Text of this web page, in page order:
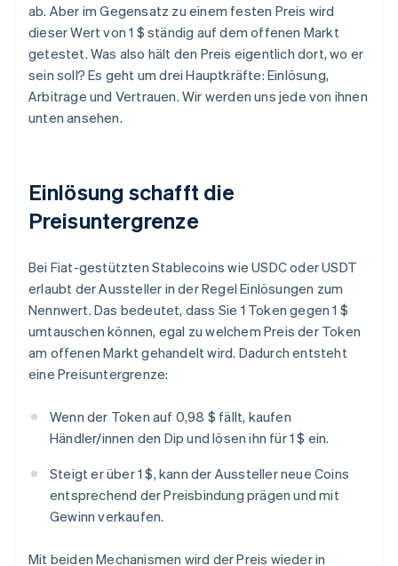
ab. Aber im Gegensatz zu einem festen Preis wird
dieser Wert von 1 $ ständig auf dem offenen Markt
getestet. Was also hält den Preis eigentlich dort, wo er
sein soll? Es geht um drei Hauptkräfte: Einlösung,
Arbitrage und Vertrauen. Wir werden uns jede von ihnen
unten ansehen.
Einlösung schafft die
Preisuntergrenze
Bei Fiat-gestützten Stablecoins wie USDC oder USDT
erlaubt der Aussteller in der Regel Einlösungen zum
Nennwert. Das bedeutet, dass Sie 1 Token gegen 1 $
umtauschen können, egal zu welchem Preis der Token
am offenen Markt gehandelt wird. Dadurch entsteht
eine Preisuntergrenze:
Wenn der Token auf 0,98 $ fällt, kaufen
Händler/innen den Dip und lösen ihn für 1 $ ein.
Steigt er über 1 $, kann der Aussteller neue Coins
entsprechend der Preisbindung prägen und mit
Gewinn verkaufen.
Mit beiden Mechanismen wird der Preis wieder in